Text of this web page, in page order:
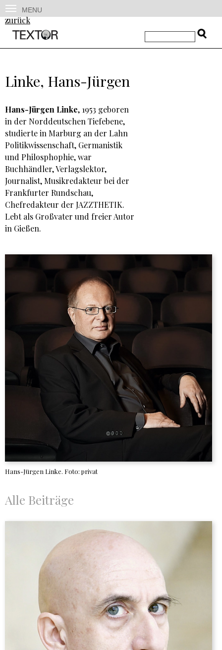
MENU
zurück
Linke, Hans-Jürgen
Hans-Jürgen Linke, 1953 geboren
in der Norddeutschen Tiefebene,
studierte in Marburg an der Lahn
Politikwissenschaft, Germanistik
und Philosphophie, war
Buchhändler, Verlagslektor,
Journalist, Musikredakteur bei der
Frankfurter Rundschau,
Chefredakteur der JAZZTHETIK.
Lebt als Großvater und freier Autor
in Gießen.
Hans-Jürgen Linke. Foto: privat
Alle Beiträge